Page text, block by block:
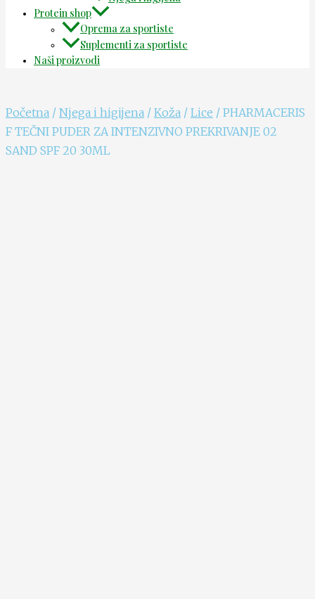
Protein shop
Oprema za sportiste
Suplementi za sportiste
Naši proizvodi
Početna / Njega i higijena / Koža / Lice / PHARMACERIS
F TEČNI PUDER ZA INTENZIVNO PREKRIVANJE 02
SAND SPF 20 30ML